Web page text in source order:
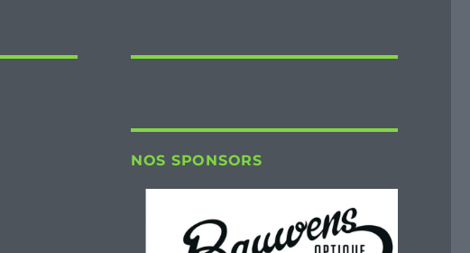
NOS SPONSORS